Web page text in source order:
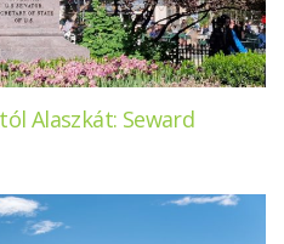
Alaszkát: Seward